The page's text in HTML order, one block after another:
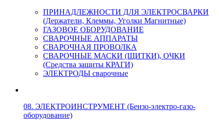
ПРИНАДЛЕЖНОСТИ ДЛЯ ЭЛЕКТРОСВАРКИ
(Держатели, Клеммы, Уголки Магнитные)
ГАЗОВОЕ ОБОРУДОВАНИЕ
СВАРОЧНЫЕ АППАРАТЫ
СВАРОЧНАЯ ПРОВОЛКА
СВАРОЧНЫЕ МАСКИ (ЩИТКИ), ОЧКИ
(Средства защиты КРАГИ)
ЭЛЕКТРОДЫ сварочные
08. ЭЛЕКТРОИНСТРУМЕНТ (Бензо-электро-газо-
оборудование)